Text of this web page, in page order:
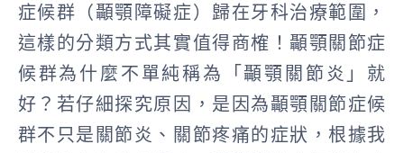
症候群（顳顎障礙症）歸在牙科治療範圍，
這樣的分類方式其實值得商榷！顳顎關節症
候群為什麼不單純稱為「顳顎關節炎」就
好？若仔細探究原因，是因為顳顎關節症候
群不只是關節炎、關節疼痛的症狀，根據我